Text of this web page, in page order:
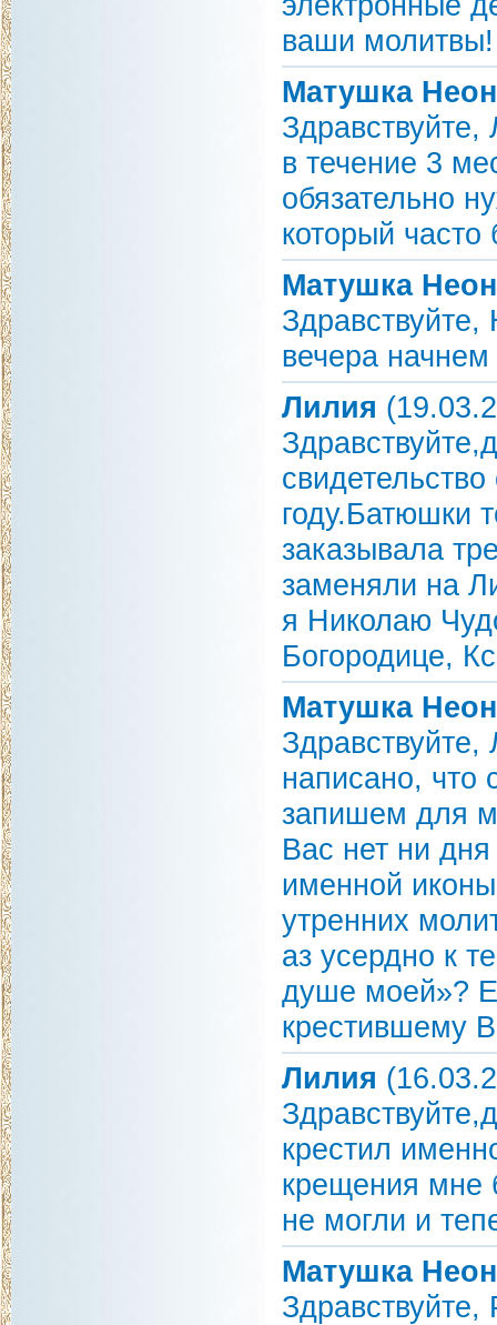
ваши молитвы!
Матушка
в течение 3
обязательно
который
Матушка
вечера
Лилия
году.Батюшки
заказывала
заменяли на
я Николаю
Богородице,
Матушка
написано, что
запишем для
Вас нет ни
именной
утренних
аз усердно к
душе моей»?
крестившему
Лилия
крестил
крещения мне
не могли и
Матушка